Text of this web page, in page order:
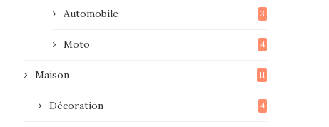
Automobile 3
Moto 4
Maison 11
Décoration 4